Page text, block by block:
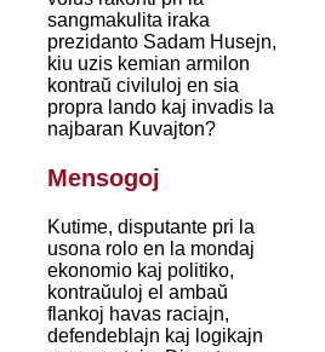
sangmakulita iraka
prezidanto Sadam Husejn,
kiu uzis kemian armilon
kontraŭ civiluloj en sia
propra lando kaj invadis la
najbaran Kuvajton?
Mensogoj
Kutime, disputante pri la
usona rolo en la mondaj
ekonomio kaj politiko,
kontraŭuloj el ambaŭ
flankoj havas raciajn,
defendeblajn kaj logikajn